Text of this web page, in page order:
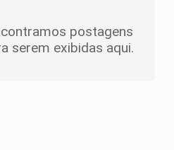
postagens
serem exibidas aqui.